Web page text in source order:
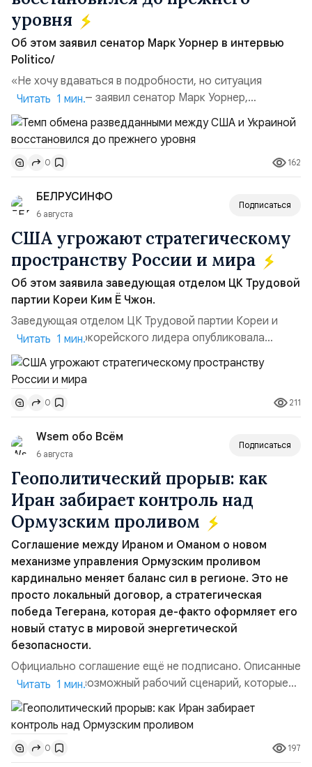
уровня
Об этом заявил сенатор Марк Уорнер в интервью
Politico/
«Не хочу вдаваться в подробности, но ситуация
улучшилась», — заявил сенатор Марк Уорнер,
высокопоставленный член комитета по разведке,
добавив, что использование Украиной беспилотников и
ракет большой дальности позволило ей наносить
удары вглубь российской территории и укрепило её
позиции.Сотрудничество со стороны США стало
ключом к позитивному пов...
Читать 1 мин.
0 162
БЕЛРУСИНФО
6 августа
Подписаться
США угрожают стратегическому
пространству России и мира
Об этом заявила заведующая отделом ЦК Трудовой
партии Кореи Ким Ё Чжон.
Заведующая отделом ЦК Трудовой партии Кореи и
сестра северокорейского лидера опубликовала
заявление для прессы в ответ на проведение Токио
совместных с флотом США запусков крылатых ракет
Томагавк.«Япония отбросила обманчивую видимость
„исключительно оборонительной страны“ и выносит
вопрос о собственном ядерном вооружении на
всеобщее обозрение, одновреме...
Читать 1 мин.
0 211
Wsem обо Всём
6 августа
Подписаться
Геополитический прорыв: как
Иран забирает контроль над
Ормузским проливом
Соглашение между Ираном и Оманом о новом
механизме управления Ормузским проливом
кардинально меняет баланс сил в регионе. Это не
просто локальный договор, а стратегическая
победа Тегерана, которая де-факто оформляет его
новый статус в мировой энергетической
безопасности.
Официально соглашение ещё не подписано. Описанные
пункты — это возможный рабочий сценарий, которые
скорее всего будут реализованы.Разбираем ключевые
тезисы и последствия этого соглашения:. 1. Новые
доли контроля (75 на 25). Было: Ранее Иран и Оман
контролировали пролив на паритетных началах —
Читать 1 мин.
0 197